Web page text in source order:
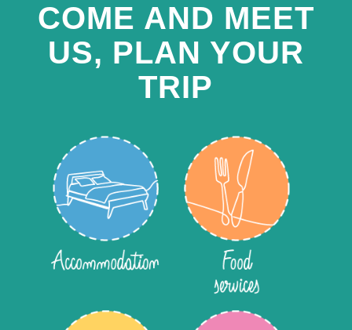
COME AND MEET
US, PLAN YOUR
TRIP